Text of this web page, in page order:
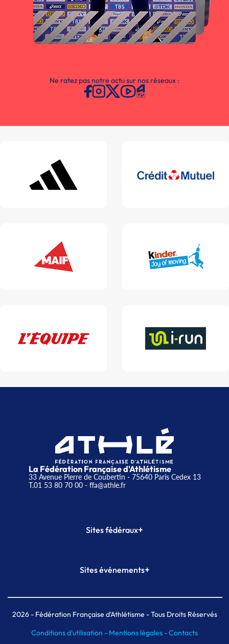
Ne ratez pas notre actu sur nos réseaux :
La Fédération Française d'Athlétisme
33 Avenue Pierre de Coubertin - 75640 Paris Cedex 13
T.01 53 80 70 00- ffa@athle.fr
Sites fédéraux+
Plateforme Formation
Sites événements+
Meeting de Paris indoor
MAIF Ekiden de Paris
2026- Fédération Française d'Athlétisme - Tous Droits Réservés
Conditions d'utilisation - Mentions légales -Contacts